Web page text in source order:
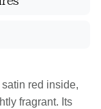
red inside,
fragrant. Its